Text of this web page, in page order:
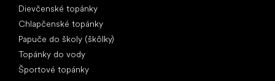
Dievčenské topánky
Chlapčenské topánky
Papuče do školy (škôlky)
Topánky do vody
Športové topánky